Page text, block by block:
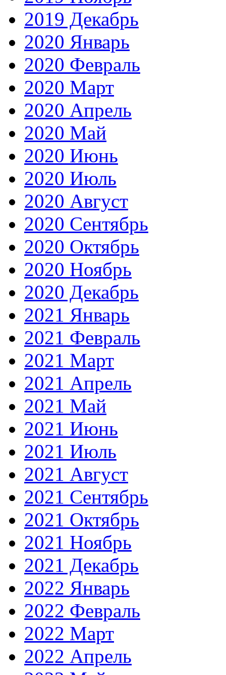
2019 Декабрь
2020 Январь
2020 Февраль
2020 Март
2020 Апрель
2020 Май
2020 Июнь
2020 Июль
2020 Август
2020 Сентябрь
2020 Октябрь
2020 Ноябрь
2020 Декабрь
2021 Январь
2021 Февраль
2021 Март
2021 Апрель
2021 Май
2021 Июнь
2021 Июль
2021 Август
2021 Сентябрь
2021 Октябрь
2021 Ноябрь
2021 Декабрь
2022 Январь
2022 Февраль
2022 Март
2022 Апрель